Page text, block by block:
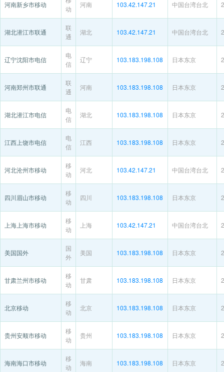
河南新乡市移动
动
河南 103.42.147.21 中国台湾台北
湖北潜江市联通
联
通
湖北 103.42.147.21 中国台湾台北
辽宁沈阳市电信
电
信
辽宁 103.183.198.108 日本东京
河南郑州市联通
联
通
河南 103.183.198.108 日本东京
湖北潜江市电信
电
信
湖北 103.183.198.108 日本东京
江西上饶市电信
电
信
江西 103.183.198.108 日本东京
河北沧州市移动
移
动
河北 103.42.147.21 中国台湾台北
四川眉山市移动
移
动
四川 103.183.198.108 日本东京
上海上海市移动
移
动
上海 103.42.147.21 中国台湾台北
美国国外
国
外
美国 103.183.198.108 日本东京
甘肃兰州市移动
移
动
甘肃 103.183.198.108 日本东京
北京移动
移
动
北京 103.183.198.108 日本东京
贵州安顺市移动
移
动
贵州 103.183.198.108 日本东京
海南海口市移动
移
动
海南 103.183.198.108 日本东京